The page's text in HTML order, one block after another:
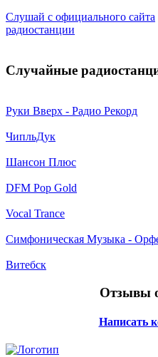
Слушай с официального сайта
радиостанции
Случайные
Руки Вверх - Радио Рекорд
ЧипльДук
Шансон Плюс
DFM Pop Gold
Vocal Trance
Симфоническая Музыка -
Витебск
Отзывы
Написать